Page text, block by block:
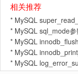
相关推荐
* MySQL
* MySQL sql_mode
* MySQL
* MySQL
* MySQL